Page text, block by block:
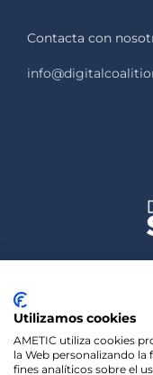
Contacta con
Utilizamos cookies
AMETIC utiliza cookies
la Web personalizando
fines analíticos sobre el